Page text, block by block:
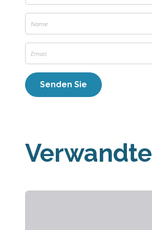
Verwandte